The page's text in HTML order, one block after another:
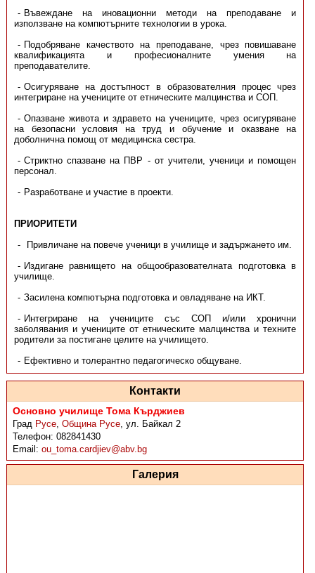
Въвеждане на иновационни методи на преподаване и
използване на компютърните технологии в урока.
Подобряване качеството на преподаване, чрез повишаване
квалификацията и професионалните умения на
преподавателите.
Осигуряване на достъпност в образователния процес чрез
интегриране на учениците от етническите малцинства и СОП.
Опазване живота и здравето на учениците, чрез осигуряване
на безопасни условия на труд и обучение и оказване на
доболнична помощ от медицинска сестра.
Стриктно спазване на ПВР - от учители, ученици и помощен
персонал.
Разработване и участие в проекти.
ПРИОРИТЕТИ
Привличане на повече ученици в училище и задържането им.
Издигане равнището на общообразователната подготовка в
училище.
Засилена компютърна подготовка и овладяване на ИКТ.
Интегриране на учениците със СОП и/или хронични
заболявания и учениците от етническите малцинства и техните
родители за постигане целите на училището.
Ефективно и толерантно педагогическо общуване.
Контакти
Основно училище Тома Кърджиев
Град Русе,Община Русе,ул. Байкал 2
Телефон:082841430
Email:ou_toma.cardjiev@abv.bg
Галерия